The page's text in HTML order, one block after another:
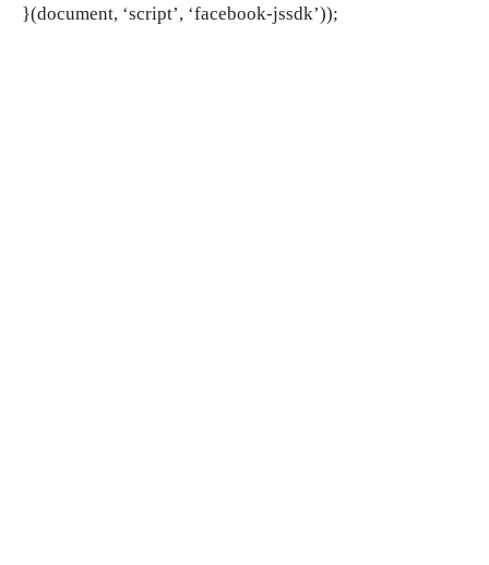
}(document, ‘script’, ‘facebook-jssdk’));